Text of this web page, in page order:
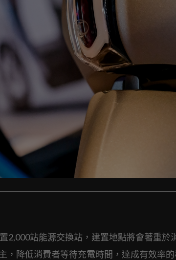
2,000站能源交換站，建置地點將會著重於
，降低消費者等待充電時間，達成有效率